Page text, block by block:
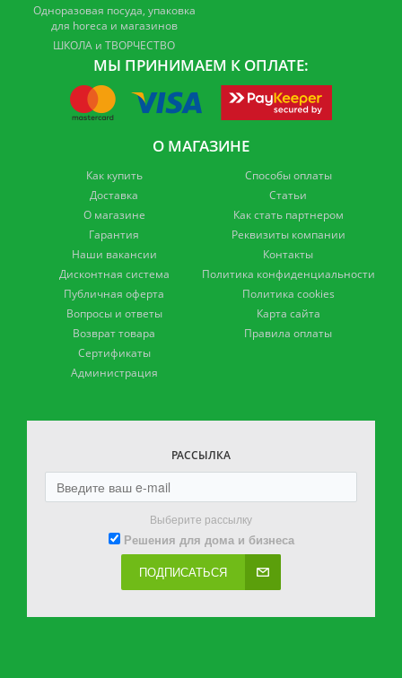
Одноразовая посуда, упаковка
для horeca и магазинов
ШКОЛА и ТВОРЧЕСТВО
МЫ ПРИНИМАЕМ К ОПЛАТЕ:
О МАГАЗИНЕ
Как купить
Доставка
О магазине
Гарантия
Наши вакансии
Дисконтная система
Публичная оферта
Вопросы и ответы
Возврат товара
Сертификаты
Администрация
Способы оплаты
Статьи
Как стать партнером
Реквизиты компании
Контакты
Политика конфиденциальности
Политика cookies
Карта сайта
Правила оплаты
РАССЫЛКА
Выберите рассылку
Решения для дома и бизнеса
ПОДПИСАТЬСЯ